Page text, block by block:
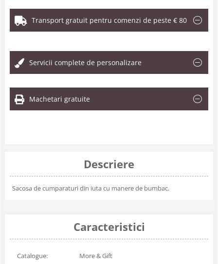
Transport gratuit pentru comenzi de peste € 80
Servicii complete de personalizare
Machetari gratuite
Descriere
Sacosa de cumparaturi din iuta cu manere de bumbac.
Caracteristici
Catalogue: More & Gift